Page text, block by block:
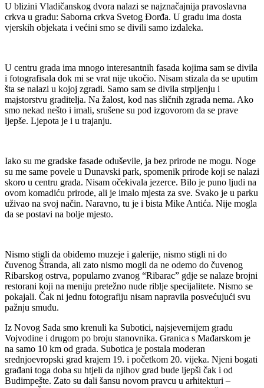
U blizini Vladičanskog dvora nalazi se najznačajnija pravoslavna
crkva u gradu: Saborna crkva Svetog Đorđa. U gradu ima dosta
vjerskih objekata i većini smo se divili samo izdaleka.
U centru grada ima mnogo interesantnih fasada kojima sam se divila
i fotografisala dok mi se vrat nije ukočio. Nisam stizala da se uputim
šta se nalazi u kojoj zgradi. Samo sam se divila strpljenju i
majstorstvu graditelja. Na žalost, kod nas sličnih zgrada nema. Ako
smo nekad nešto i imali, srušene su pod izgovorom da se prave
ljepše. Ljepota je i u trajanju.
Iako su me gradske fasade oduševile, ja bez prirode ne mogu. Noge
su me same povele u Dunavski park, spomenik prirode koji se nalazi
skoro u centru grada. Nisam očekivala jezerce. Bilo je puno ljudi na
ovom komadiću prirode, ali je imalo mjesta za sve. Svako je u parku
uživao na svoj način. Naravno, tu je i bista Mike Antića. Nije mogla
da se postavi na bolje mjesto.
Nismo stigli da obiđemo muzeje i galerije, nismo stigli ni do
čuvenog Štranda, ali zato nismo mogli da ne odemo do čuvenog
Ribarskog ostrva, popularno zvanog “Ribarac” gdje se nalaze brojni
restorani koji na meniju pretežno nude riblje specijalitete. Nismo se
pokajali. Čak ni jednu fotografiju nisam napravila posvećujući svu
pažnju smuđu.
Iz Novog Sada smo krenuli ka Subotici, najsjevernijem gradu
Vojvodine i drugom po broju stanovnika. Granica s Mađarskom je
na samo 10 km od grada. Subotica je postala moderan
srednjoevropski grad krajem 19. i početkom 20. vijeka. Njeni bogati
građani toga doba su htjeli da njihov grad bude ljepši čak i od
Budimpešte. Zato su dali šansu novom pravcu u arhitekturi –